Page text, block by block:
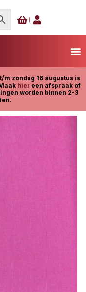
m zondag 16 augustus is
hier een afspraak of
worden binnen 2-3